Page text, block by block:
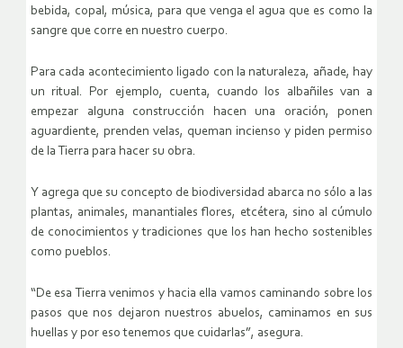
bebida, copal, música, para que venga el agua que es como la
sangre que corre en nuestro cuerpo.
Para cada acontecimiento ligado con la naturaleza, añade, hay
un ritual. Por ejemplo, cuenta, cuando los albañiles van a
empezar alguna construcción hacen una oración, ponen
aguardiente, prenden velas, queman incienso y piden permiso
de la Tierra para hacer su obra.
Y agrega que su concepto de biodiversidad abarca no sólo a las
plantas, animales, manantiales flores, etcétera, sino al cúmulo
de conocimientos y tradiciones que los han hecho sostenibles
como pueblos.
“De esa Tierra venimos y hacia ella vamos caminando sobre los
pasos que nos dejaron nuestros abuelos, caminamos en sus
huellas y por eso tenemos que cuidarlas”, asegura.